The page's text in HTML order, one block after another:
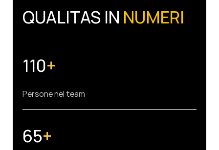
QUALITAS IN NUMERI
110+
Persone nel team
65+